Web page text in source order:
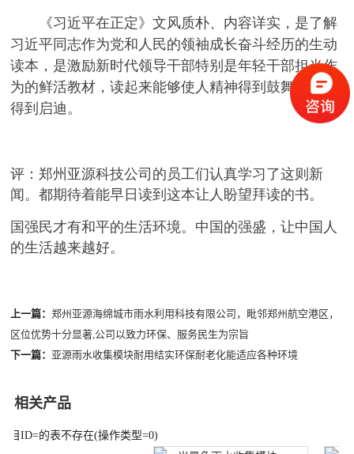
《习近平在正定》文风质朴、内容详实，是了解
习近平同志作为党和人民的领袖成长奋斗经历的生动
读本，是激励新时代领导干部特别是年轻干部担当作
为的鲜活教材，读起来能够使人精神得到鼓舞、工作
得到启迪。
评：郑州亚源科技公司的员工们认真学习了这则新
闻。都期待着能早日读到这本让人盼望拜读的书。
国强民才有和平的生活环境。中国的强盛，让中国人
的生活越来越好。
上一篇：郑州亚源海绵城市雨水利用科技有限公司，毗邻郑州航空港区，
区位优势十分显著,公司以致力环保、服务民生为宗旨
下一篇： 亚源雨水收集模块耐用结实环保耐老化能适应各种环境
相关产品
目ID=的表不存在(操作类型=0)